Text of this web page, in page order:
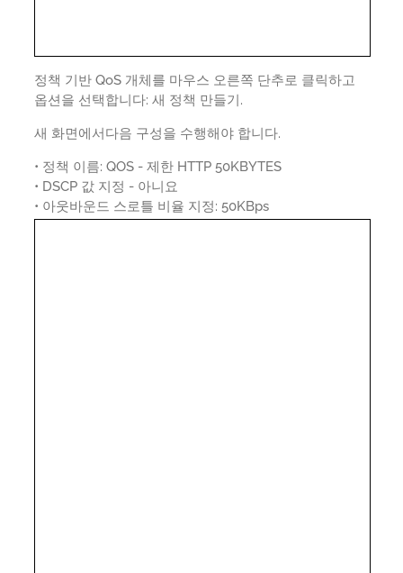
정책 기반 QoS 개체를 마우스 오른쪽 단추로 클릭하고
옵션을 선택합니다: 새 정책 만들기.
새 화면에서다음 구성을 수행해야 합니다.
• 정책 이름: QOS - 제한 HTTP 50KBYTES
• DSCP 값 지정 - 아니요
• 아웃바운드 스로틀 비율 지정: 50KBps